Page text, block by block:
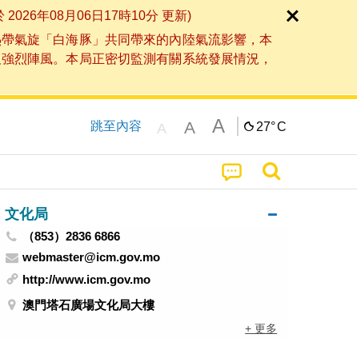
2026年08月06日17時10分 更新)
氣旋「白海豚」共同帶來的內陸氣流影響，本
烈陣風。本局正密切監測有關系統發展情況，
跳至內容 A A A 27°C
文化局
（853）2836 6866
webmaster@icm.gov.mo
http://www.icm.gov.mo
澳門塔石廣場文化局大樓
+ 更多